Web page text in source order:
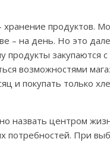
хранение продуктов.
– на день. Но это
закупаются с
возможностями
и покупать только
назвать центром
потребностей. При